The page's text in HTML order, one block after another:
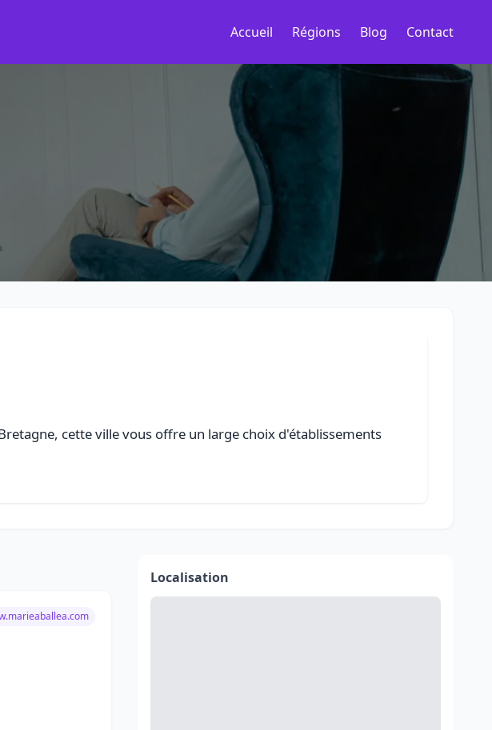
Accueil Régions Blog Contact
cette ville vous offre un large choix d'établissements
Localisation